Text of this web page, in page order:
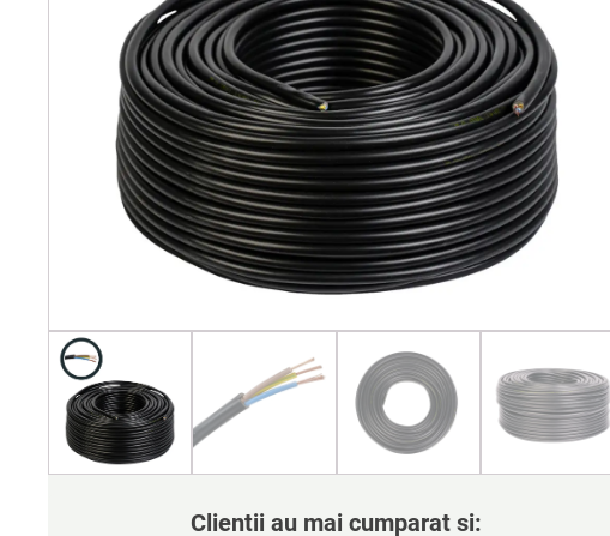
Clientii au mai cumparat si: